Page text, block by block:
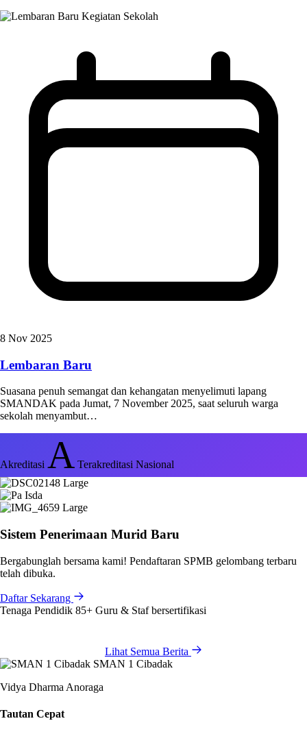
Kegiatan Sekolah
8 Nov 2025
Lembaran Baru
Suasana penuh semangat dan kehangatan menyelimuti lapang
SMANDAK pada Jumat, 7 November 2025, saat seluruh warga
sekolah menyambut…
Akreditasi A Terakreditasi Nasional
Sistem Penerimaan Murid Baru
Bergabunglah bersama kami! Pendaftaran SPMB gelombang terbaru
telah dibuka.
Daftar Sekarang
Tenaga Pendidik 85+ Guru & Staf bersertifikasi
Lihat Semua Berita
SMAN 1 Cibadak
Vidya Dharma Anoraga
Tautan Cepat